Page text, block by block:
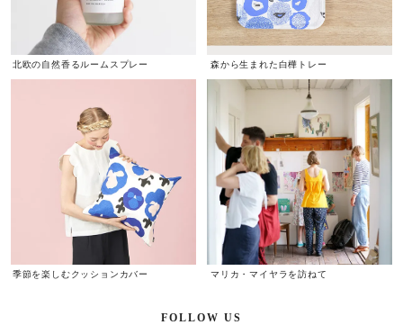
北欧の自然香るルームスプレー 森から生まれた白樺トレー
季節を楽しむクッションカバー マリカ・マイヤラを訪ねて
FOLLOW US